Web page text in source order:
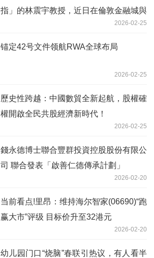
指」的林震宇教授，近日在倫敦金融城與
2026-02-25
锚定42号文件领航RWA全球布局
2026-02-25
歷史性跨越：中國數貿全新起航，股權確
權開啟全民共股經濟新時代！
2026-02-25
錢永德博士聯合豐群投資控股股份有限公
司 聯合發表「啟善仁德傳承計劃」
2026-02-20
当前看点!里昂：维持海尔智家(06690)“跑
赢大市”评级 目标价升至32港元
2026-02-20
幼儿园门口“烧脑”春联引热议，有人看半